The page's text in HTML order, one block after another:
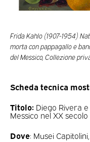
Frida Kahlo (1907-1954)
morta con pappagallo e
del Messico, Collezione
Scheda tecnica
Titolo: Diego Rivera
Messico nel XX secolo
Dove: Musei